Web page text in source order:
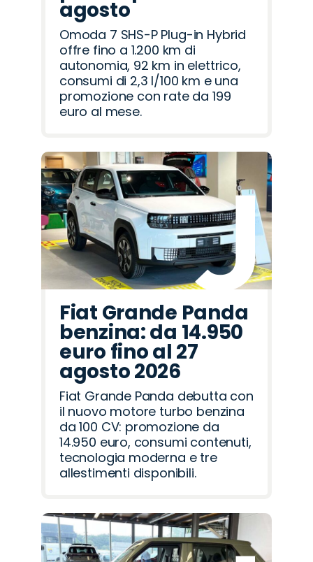
agosto
Omoda 7 SHS-P Plug-in Hybrid
offre fino a 1.200 km di
autonomia, 92 km in elettrico,
consumi di 2,3 l/100 km e una
promozione con rate da 199
euro al mese.
Fiat Grande Panda
benzina: da 14.950
euro fino al 27
agosto 2026
Fiat Grande Panda debutta con
il nuovo motore turbo benzina
da 100 CV: promozione da
14.950 euro, consumi contenuti,
tecnologia moderna e tre
allestimenti disponibili.